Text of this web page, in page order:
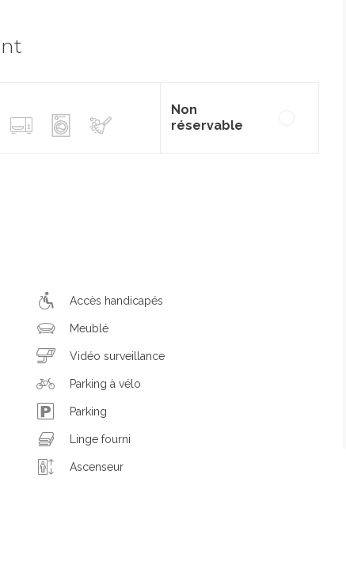
Non
réservable
Accès handicapés
Meublé
Vidéo surveillance
Parking à vélo
Parking
Linge fourni
Ascenseur